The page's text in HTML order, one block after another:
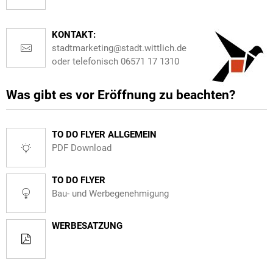
KONTAKT:
stadtmarketing@stadt.wittlich.de
oder telefonisch 06571 17 1310
Was gibt es vor Eröffnung zu beachten?
TO DO FLYER ALLGEMEIN
PDF Download
TO DO FLYER
Bau- und Werbegenehmigung
WERBESATZUNG